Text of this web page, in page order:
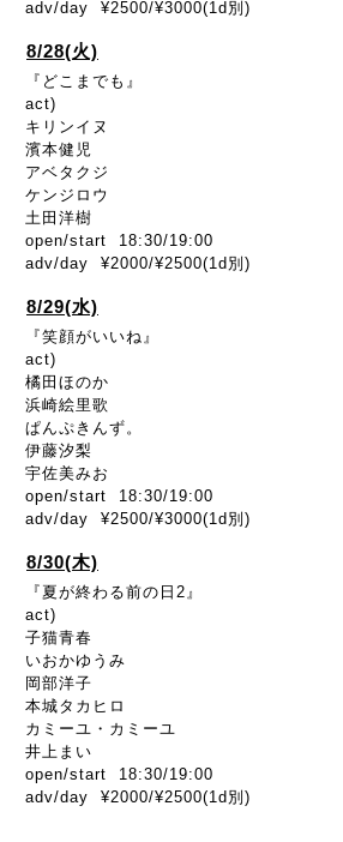
adv/day ¥2500/¥3000(1d別)
8/28(火)
『どこまでも』
act)
キリンイヌ
濱本健児
アベタクジ
ケンジロウ
土田洋樹
open/start 18:30/19:00
adv/day ¥2000/¥2500(1d別)
8/29(水)
『笑顔がいいね』
act)
橘田ほのか
浜崎絵里歌
ぱんぷきんず。
伊藤汐梨
宇佐美みお
open/start 18:30/19:00
adv/day ¥2500/¥3000(1d別)
8/30(木)
『夏が終わる前の日2』
act)
子猫青春
いおかゆうみ
岡部洋子
本城タカヒロ
カミーユ・カミーユ
井上まい
open/start 18:30/19:00
adv/day ¥2000/¥2500(1d別)